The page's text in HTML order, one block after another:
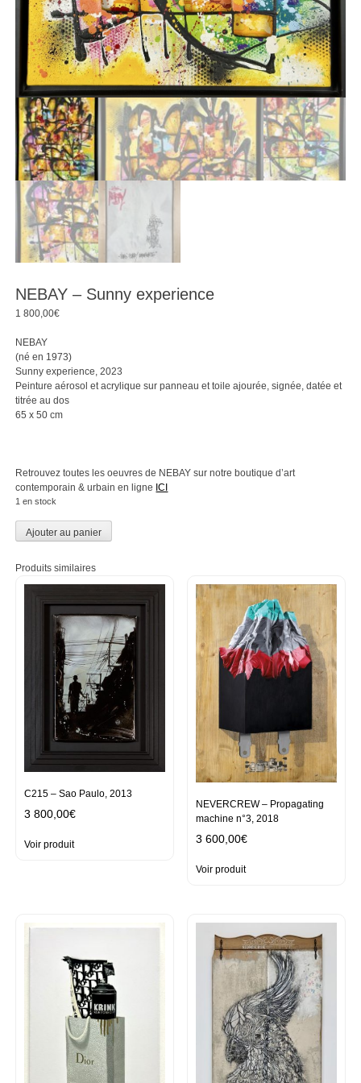
NEBAY – Sunny experience
1 800,00€
NEBAY
(né en 1973)
Sunny experience, 2023
Peinture aérosol et acrylique sur panneau et toile ajourée, signée, datée et
titrée au dos
65 x 50 cm
Retrouvez toutes les oeuvres de NEBAY sur notre boutique d’art
contemporain & urbain en ligne ICI
1 en stock
Ajouter au panier
Produits similaires
C215 – Sao Paulo, 2013
3 800,00€
Voir produit
NEVERCREW – Propagating
machine n°3, 2018
3 600,00€
Voir produit